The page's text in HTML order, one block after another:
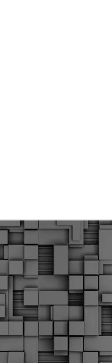
αστυνομικούς, οι οποίοι έχουν
ο Δήμος παρέλαβε τρία
25
Θεσσαλονίκης:
Διοικητικά πρόστιμα
ύψους 11.350€ σε
εργολάβους για
παραβάσεις σε έργα
Ο.Κ.Ω
Η Δημοτική Αστυνομία
Θεσσαλονίκης βεβαίωσε κατά
τις προηγούμενες ημέρες
πρόστιμα για 11 διοικητικές
παραβάσεις που έλαβαν
εργασιών από εργολαβικά
συνεργεία και οι οποίες
αφορούσαν εκτέλεση